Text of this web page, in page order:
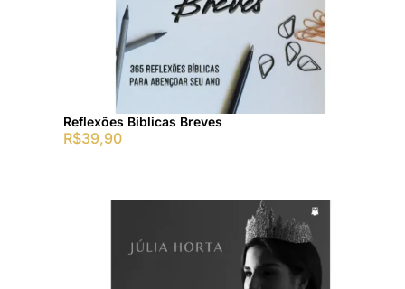
Reflexões Biblicas Breves
R$39,90